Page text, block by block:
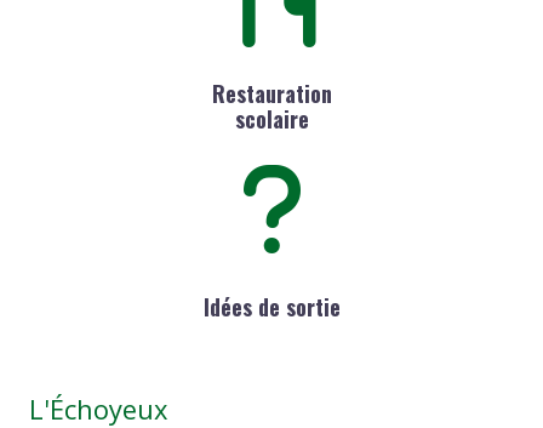
Restauration
scolaire
Idées de sortie
L'Échoyeux